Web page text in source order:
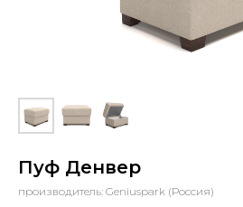
Пуф Денвер
производитель: Geniuspark (Россия)